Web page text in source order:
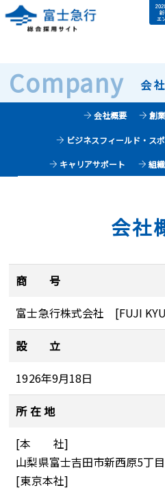
Company 会
会社概要 創
ビジネスフィールド・ス
キャリアサポート 組
会社
商 号
富士急行株式会社 [FUJI
設 立
1926年9月18日
所 在 地
[本 社]
山梨県富士吉田市新西原5丁
[東京本社]